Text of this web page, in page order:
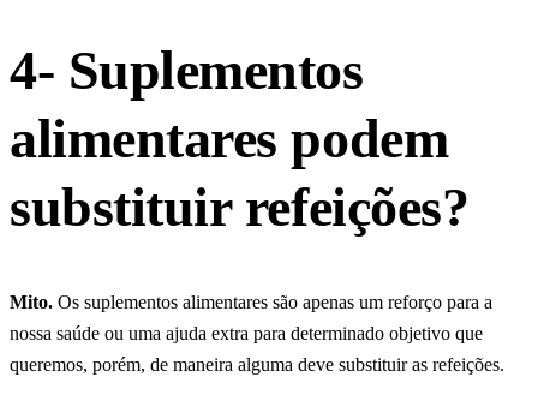
4- Suplementos
alimentares podem
substituir refeições?
Mito. Os suplementos alimentares são apenas um reforço para a
nossa saúde ou uma ajuda extra para determinado objetivo que
queremos, porém, de maneira alguma deve substituir as refeições.